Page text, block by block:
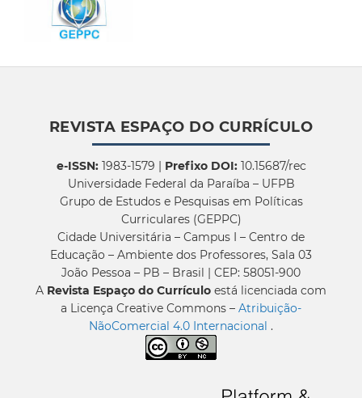
REVISTA ESPAÇO DO CURRÍCULO
e-ISSN:1983-1579 | Prefixo DOI:10.15687/rec
Universidade Federal da Paraíba – UFPB
Grupo de Estudos e Pesquisas em Políticas
Curriculares (GEPPC)
Cidade Universitária – Campus I – Centro de
Educação – Ambiente dos Professores, Sala 03
João Pessoa – PB – Brasil | CEP: 58051-900
A Revista Espaço do Currículo está licenciada com
a Licença Creative Commons – Atribuição-
NãoComercial 4.0 Internacional .